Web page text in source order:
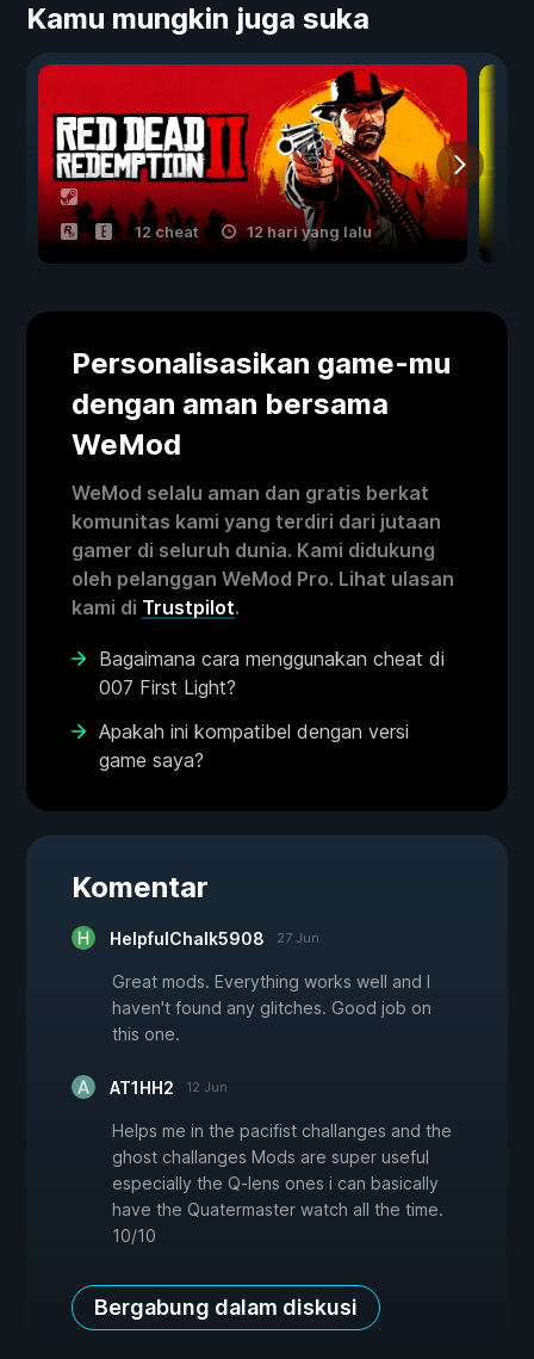
Kamu mungkin juga suka
12 cheat 12 hari yang lalu
Personalisasikan game-mu
dengan aman bersama
WeMod
WeMod selalu aman dan gratis berkat
komunitas kami yang terdiri dari jutaan
gamer di seluruh dunia. Kami didukung
oleh pelanggan WeMod Pro. Lihat ulasan
kami di Trustpilot.
Bagaimana cara menggunakan cheat di
007 First Light?
Apakah ini kompatibel dengan versi
game saya?
Komentar
HelpfulChalk5908 27 Jun
Great mods. Everything works well and I
haven't found any glitches. Good job on
this one.
AT1HH2 12 Jun
Helps me in the pacifist challanges and the
ghost challanges Mods are super useful
especially the Q-lens ones i can basically
have the Quatermaster watch all the time.
10/10
Bergabung dalam diskusi